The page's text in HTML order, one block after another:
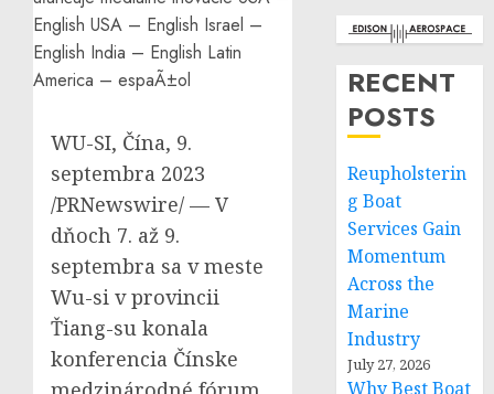
WU-SI, Čína, 9.
septembra 2023
/PRNewswire/ — V
dňoch 7. až 9.
septembra sa v meste
Wu-si v provincii
Ťiang-su konala
konferencia Čínske
RECENT
POSTS
Reupholsterin
g Boat
Services Gain
Momentum
Across the
Marine
Industry
July 27, 2026
Why Best Boat